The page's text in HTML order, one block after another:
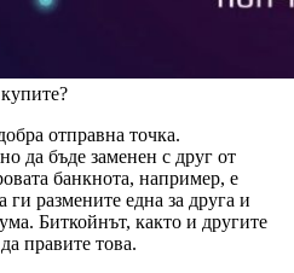
отправна точка.
да бъде заменен с друг от
банкнота, например, е
размените една за друга и
Биткойнът, както и другите
правите това.